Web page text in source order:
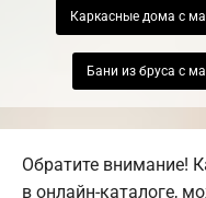
Каркасные дома с
Бани из бруса с
Обратите внимание!
в онлайн-каталоге,